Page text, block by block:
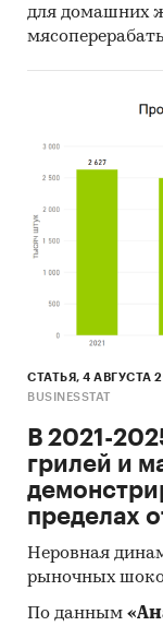
для домашних
СТАТЬЯ, 4 АВГУСТА
BUSINESSTAT
В 2021-
грилей и
пределах
Неровная
рыночных
По данным